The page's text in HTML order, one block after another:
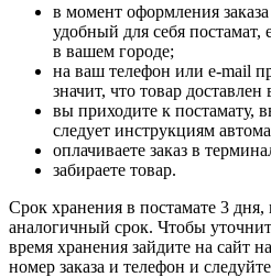
в момент оформления
удобный для себя постамат,
в вашем городе;
на ваш телефон или e-mail
значит, что товар доставлен
вы приходите к постамату,
следует инструкциям
оплачиваете заказ в
забираете товар.
Срок хранения в постамате 3
аналогичный срок. Чтобы
время хранения зайдите на сайт
номер заказа и телефон и